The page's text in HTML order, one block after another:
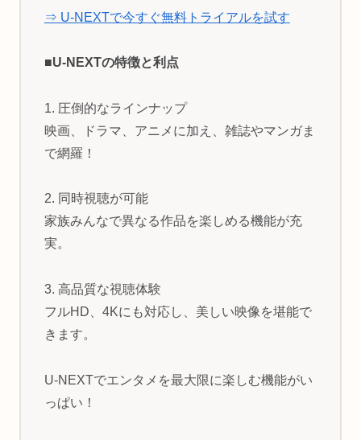
⇒ U-NEXTで今すぐ無料トライアルを試す
■U-NEXTの特徴と利点
1. 圧倒的なラインナップ
映画、ドラマ、アニメに加え、雑誌やマンガま
で網羅！
2. 同時視聴が可能
家族みんなで異なる作品を楽しめる機能が充
実。
3. 高品質な視聴体験
フルHD、4Kにも対応し、美しい映像を堪能で
きます。
U-NEXTでエンタメを最大限に楽しむ機能がい
っぱい！